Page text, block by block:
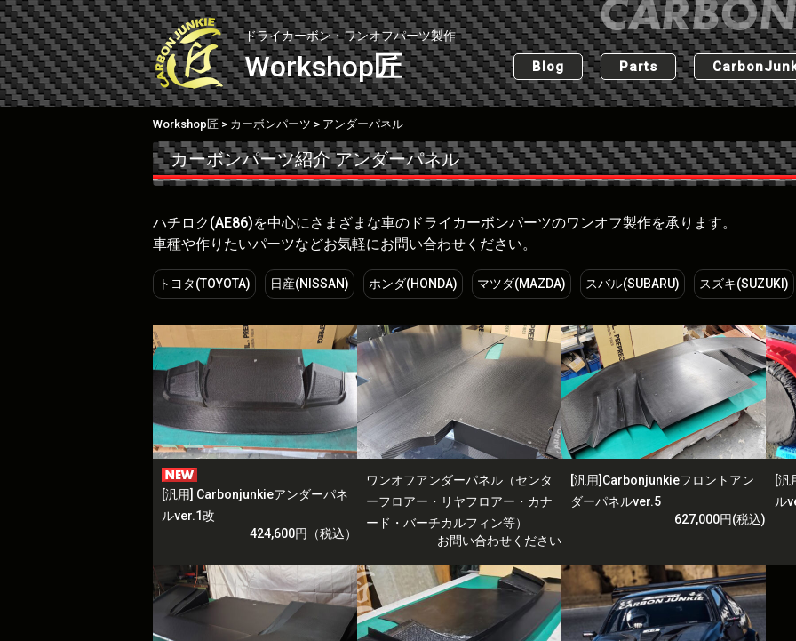
Skip
to
content
ドライカーボン・ワンオフパーツ製作
Workshop匠 Blog Parts
Workshop匠 > カーボンパーツ > アンダーパネル
カーボンパーツ紹介アンダーパネル
ハチロク(AE86)を中心にさまざまな車のドライカーボンパーツのワンオフ製作を承ります。
車種や作りたいパーツなどお気軽にお問い合わせください。
トヨタ(TOYOTA) 日産(NISSAN) ホンダ(HONDA) マツダ(MAZDA) スバル(SUBARU) スズキ(SUZUKI)
[汎用] Carbonjunkieアンダーパネ
ルver.1改
424,600円（税込）
ワンオフアンダーパネル（センタ
ーフロアー・リヤフロアー・カナ
ード・バーチカルフィン等）
お問い合わせください
[汎用]Carbonjunkieフロントアン
ダーパネルver.5
627,000円(税込)
[汎
ル